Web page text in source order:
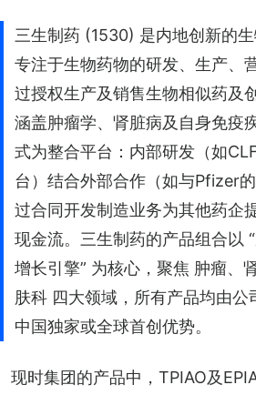
三生制药 (1530) 是内地创新的
专注于生物药物的研发、生产、
过授权生产及销售生物相似药及
涵盖肿瘤学、肾脏病及自身免疫
式为整合平台：内部研发（如
台）结合外部合作（如与Pfizer
过合同开发制造业务为其他药企
现金流。三生制药的产品组合以
增长引擎” 为核心，聚焦 肿瘤、
肤科 四大领域，所有产品均由
中国独家或全球首创优势。
现时集团的产品中，TPIAO及